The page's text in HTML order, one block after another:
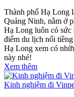
Thành phố Hạ Long
Quảng Ninh, nằm ở
Hạ Long luôn có
điểm du lịch nổi
Hạ Long xem có
này nhé!
Xem thêm
Kinh nghiệm đi